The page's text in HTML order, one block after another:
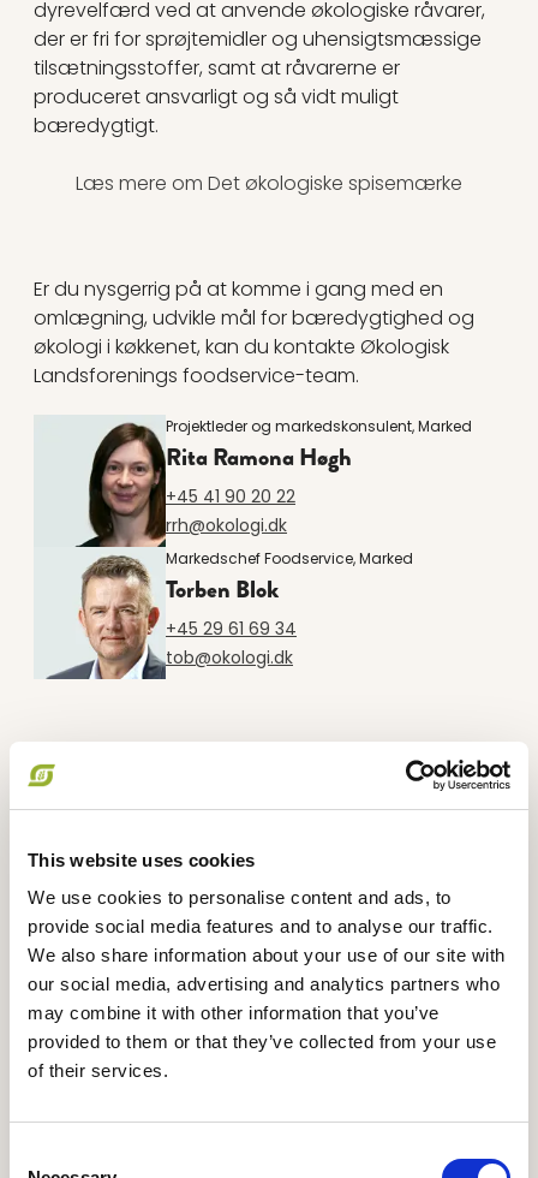
This website uses cookies
We use cookies to personalise content and ads, to
provide social media features and to analyse our traffic.
We also share information about your use of our site with
our social media, advertising and analytics partners who
may combine it with other information that you’ve
provided to them or that they’ve collected from your use
of their services.
dyrevelfærd ved at anvende økologiske råvarer,
der er fri for sprøjtemidler og uhensigtsmæssige
tilsætningsstoffer, samt at råvarerne er
produceret ansvarligt og så vidt muligt
bæredygtigt.
Læs mere om Det økologiske spisemærke
Er du nysgerrig på at komme i gang med en
omlægning, udvikle mål for bæredygtighed og
økologi i køkkenet, kan du kontakte Økologisk
Landsforenings foodservice-team.
Projektleder og markedskonsulent, Marked
Rita Ramona Høgh
+45 41 90 20 22
rrh@okologi.dk
Markedschef Foodservice, Marked
Torben Blok
+45 29 61 69 34
tob@okologi.dk